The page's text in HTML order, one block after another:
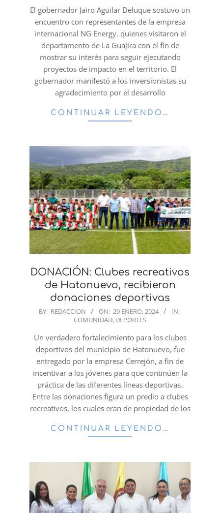
29
El gobernador Jairo Aguilar Deluque sostuvo un
encuentro con representantes de la empresa
internacional NG Energy, quienes visitaron el
departamento de La Guajira con el fin de
mostrar su interés para seguir ejecutando
proyectos de impacto en el territorio. El
gobernador manifestó a los inversionistas su
agradecimiento por el desarrollo
CONTINUAR LEYENDO…
DONACIÓN: Clubes recreativos
de Hatonuevo, recibieron
donaciones deportivas
2024-
29
BY: REDACCION ON: 29 ENERO, 2024
IN:
COMUNIDAD, DEPORTES
Un verdadero fortalecimiento para los clubes
deportivos del municipio de Hatonuevo, fue
entregado por la empresa Cerrejón, a fin de
incentivar a los jóvenes para que continúen la
práctica de las diferentes líneas deportivas.
Entre las donaciones figura un predio a clubes
recreativos, los cuales eran de propiedad de los
CONTINUAR LEYENDO…